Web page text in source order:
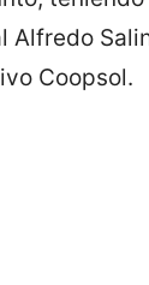
Alfredo
Coopsol.